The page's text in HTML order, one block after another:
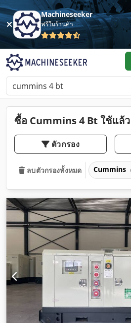
Machineseeker
ฟรีในร้านค้า
ซื้อ Cummins 4 Bt ใช้แล้ว
ตัวกรอง
ลบตัวกรองทั้งหมด Cummins